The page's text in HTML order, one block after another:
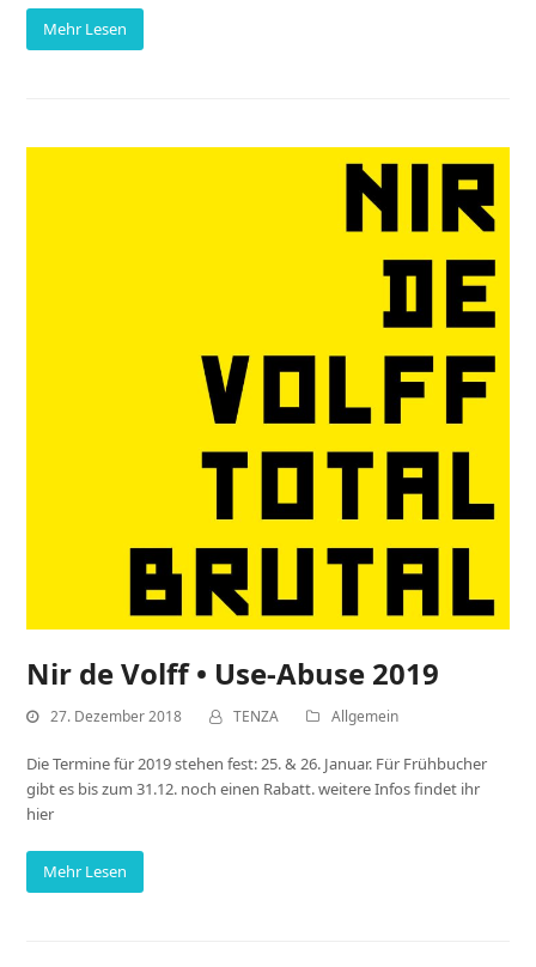
Mehr Lesen
Nir de Volff • Use-Abuse 2019
27. Dezember 2018 TENZA Allgemein
Die Termine für 2019 stehen fest: 25. & 26. Januar. Für Frühbucher
gibt es bis zum 31.12. noch einen Rabatt. weitere Infos findet ihr
hier
Mehr Lesen